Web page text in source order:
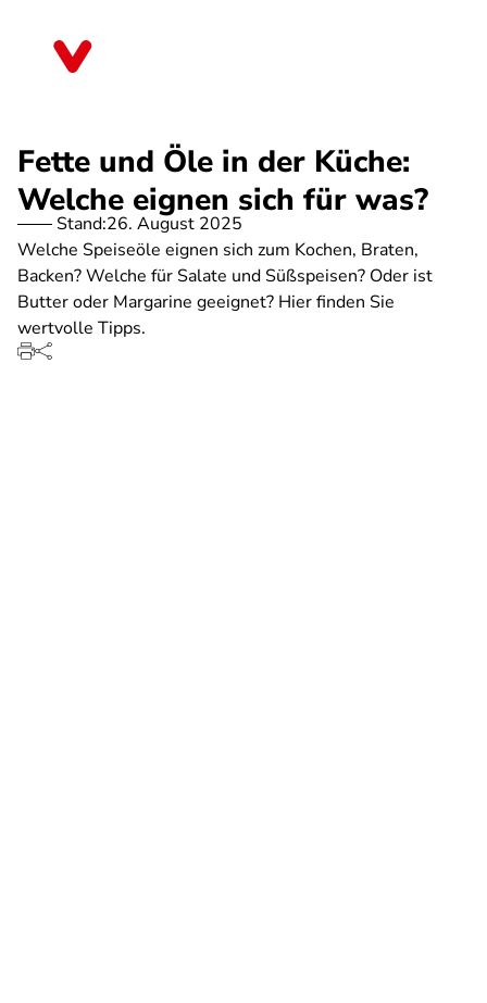
Fette und Öle in der Küche:
Welche eignen sich für was?
Stand:26. August 2025
Welche Speiseöle eignen sich zum Kochen, Braten,
Backen? Welche für Salate und Süßspeisen? Oder ist
Butter oder Margarine geeignet? Hier finden Sie
wertvolle Tipps.